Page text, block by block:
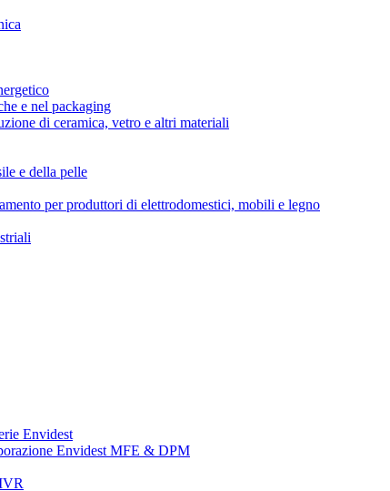
e nel packaging
di ceramica, vetro e altri materiali
e della pelle
per produttori di elettrodomestici, mobili e legno
Envidest
Envidest MFE & DPM